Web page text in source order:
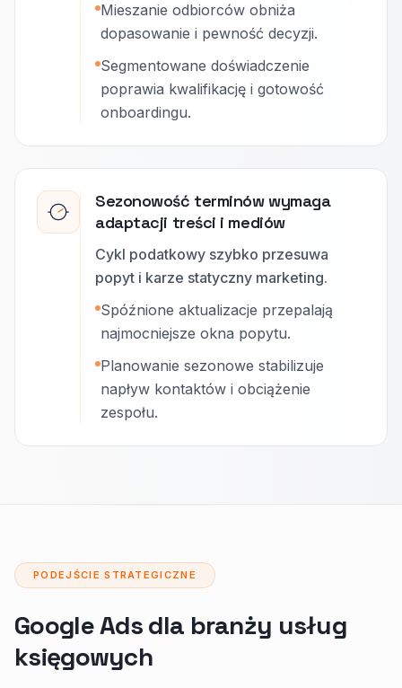
Mieszanie odbiorców obniża
dopasowanie i pewność decyzji.
Segmentowane doświadczenie
poprawia kwalifikację i gotowość
onboardingu.
Sezonowość terminów wymaga
adaptacji treści i mediów
Cykl podatkowy szybko przesuwa
popyt i karze statyczny marketing.
Spóźnione aktualizacje przepalają
najmocniejsze okna popytu.
Planowanie sezonowe stabilizuje
napływ kontaktów i obciążenie
zespołu.
PODEJŚCIE STRATEGICZNE
Google Ads dla branży usług
księgowych